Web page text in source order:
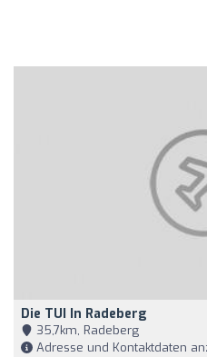
Die TUI In Radeberg
35,7km, Radeberg
Adresse und Kontaktdaten